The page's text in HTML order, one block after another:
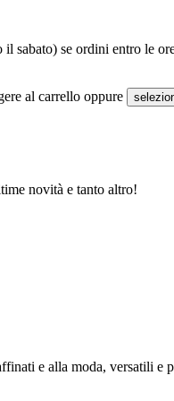
sabato) se ordini entro le
al carrello oppure
novità e tanto altro!
e alla moda, versatili